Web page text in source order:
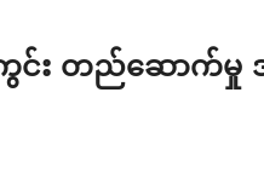
ကွင်း တည်ဆောက်မှု